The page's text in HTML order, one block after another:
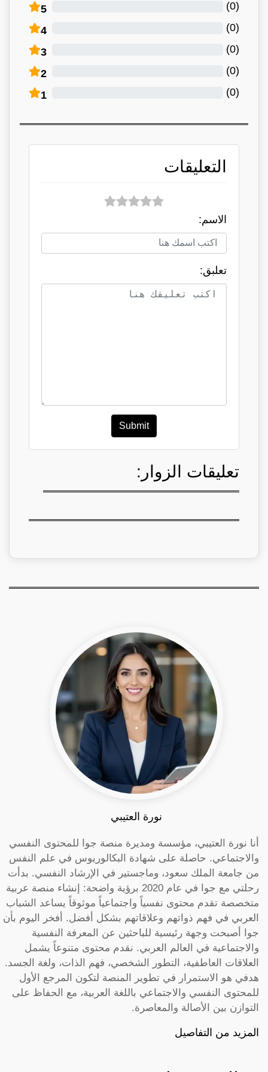
5 (
0
)
4 (
0
)
3 (
0
)
2 (
0
)
1 (
0
)
التعليقات
الاسم:
تعلبق:
Submit
تعليقات الزوار:
نورة العتيبي
أنا نورة العتيبي، مؤسسة ومديرة منصة جوا للمحتوى النفسي
والاجتماعي. حاصلة على شهادة البكالوريوس في علم النفس
من جامعة الملك سعود، وماجستير في الإرشاد النفسي. بدأت
رحلتي مع جوا في عام 2020 برؤية واضحة: إنشاء منصة عربية
متخصصة تقدم محتوى نفسياً واجتماعياً موثوقاً يساعد الشباب
العربي في فهم ذواتهم وعلاقاتهم بشكل أفضل. أفخر اليوم بأن
جوا أصبحت وجهة رئيسية للباحثين عن المعرفة النفسية
والاجتماعية في العالم العربي. نقدم محتوى متنوعاً يشمل
العلاقات العاطفية، التطور الشخصي، فهم الذات، ولغة الجسد.
هدفي هو الاستمرار في تطوير المنصة لتكون المرجع الأول
للمحتوى النفسي والاجتماعي باللغة العربية، مع الحفاظ على
التوازن بين الأصالة والمعاصرة.
المزيد من التفاصيل